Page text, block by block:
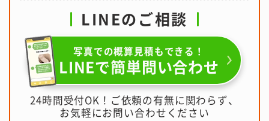
LINEのご相談
写真での概算見積もできる！
LINEで簡単問い合わせ
24時間受付OK！ご依頼の有無に関わらず、
お気軽にお問い合わせください